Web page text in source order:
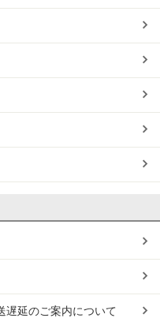
遅延のご案内について